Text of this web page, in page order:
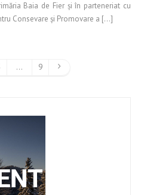
Baia de Fier şi în parteneriat cu
Consevare şi Promovare a […]
… 9